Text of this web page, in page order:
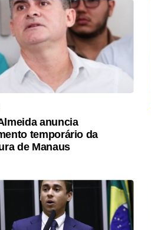
anuncia
temporário da
de Manaus